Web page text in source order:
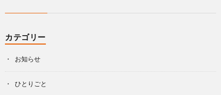
カテゴリー
お知らせ
ひとりごと